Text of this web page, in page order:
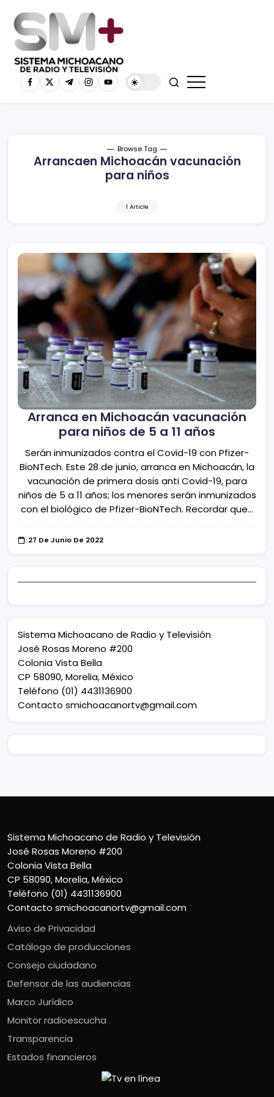
Browse Tag
Arrancaen Michoacán vacunación
para niños
1 Article
Arranca en Michoacán vacunación
para niños de 5 a 11 años
Serán inmunizados contra el Covid-19 con Pfizer-
BioNTech. Este 28 de junio, arranca en Michoacán, la
vacunación de primera dosis anti Covid-19, para
niños de 5 a 11 años; los menores serán inmunizados
con el biológico de Pfizer-BioNTech. Recordar que…
27 De Junio De 2022
Sistema Michoacano de Radio y Televisión
José Rosas Moreno #200
Colonia Vista Bella
CP 58090, Morelia, México
Teléfono (01) 4431136900
Contacto smichoacanortv@gmail.com
Sistema Michoacano de Radio y Televisión
José Rosas Moreno #200
Colonia Vista Bella
CP 58090, Morelia, México
Teléfono (01) 4431136900
Contacto smichoacanortv@gmail.com
Aviso de Privacidad
Catálogo de producciones
Consejo ciudadano
Defensor de las audiencias
Marco Jurídico
Monitor radioescucha
Transparencia
Estados financieros